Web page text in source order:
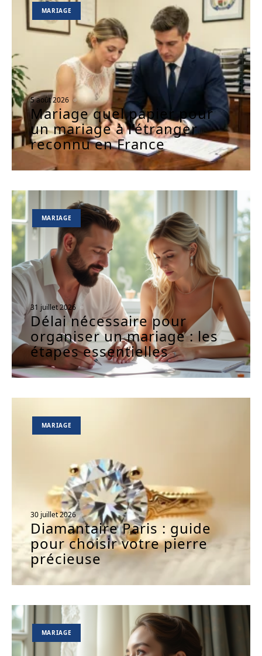
MARIAGE
5 août 2026
Mariage quel papier pour
un mariage à l’étranger
reconnu en France
MARIAGE
31 juillet 2026
Délai nécessaire pour
organiser un mariage : les
étapes essentielles
MARIAGE
30 juillet 2026
Diamantaire Paris : guide
pour choisir votre pierre
précieuse
MARIAGE